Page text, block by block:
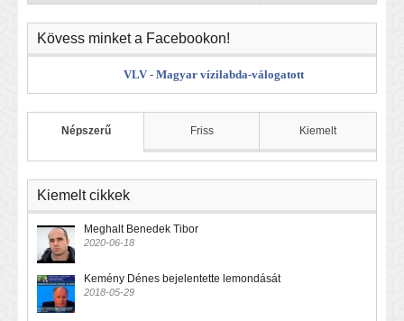
Kövess minket a Facebookon!
VLV - Magyar vízilabda-válogatott
Népszerű Friss Kiemelt
Kiemelt cikkek
Meghalt Benedek Tibor
2020-06-18
Kemény Dénes bejelentette lemondását
2018-05-29